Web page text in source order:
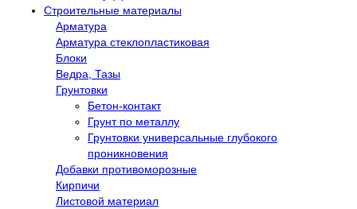
Строительные материалы
Арматура
Арматура стеклопластиковая
Блоки
Ведра, Тазы
Грунтовки
Бетон-контакт
Грунт по металлу
Грунтовки универсальные глубокого
проникновения
Добавки противоморозные
Кирпичи
Листовой материал